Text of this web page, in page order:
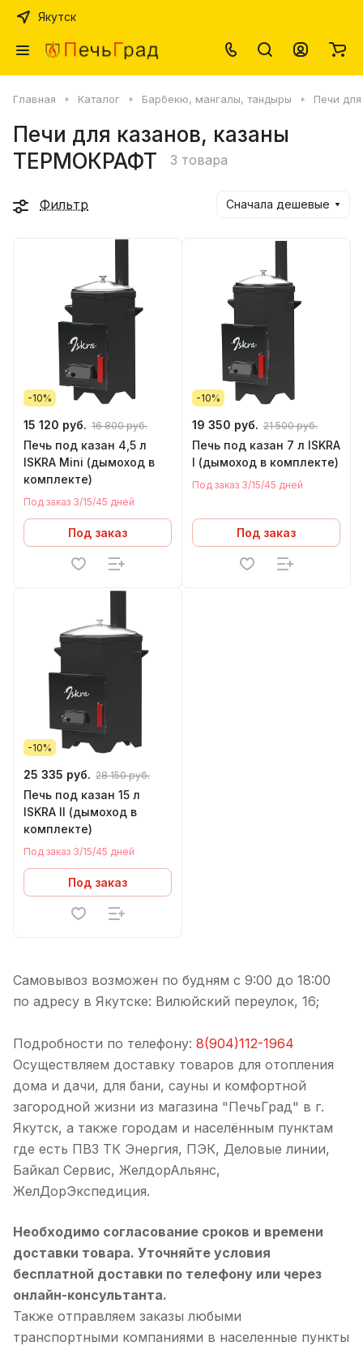
Якутск
Главная Каталог Барбекю, мангалы, тандыры Печи
Печи для казанов, казаны
ТЕРМОКРАФТ
3 товара
Фильтр Сначала дешевые
-10%
15 120 руб. 16 800 руб.
Печь под казан 4,5 л
ISKRA Mini (дымоход в
комплекте)
Под заказ 3/15/45 дней
Под заказ
-10%
19 350 руб. 21 500 руб.
Печь под казан 7 л ISKRA
I (дымоход в комплекте)
Под заказ 3/15/45 дней
Под заказ
-10%
25 335 руб. 28 150 руб.
Печь под казан 15 л
ISKRA II (дымоход в
комплекте)
Под заказ 3/15/45 дней
Под заказ
Самовывоз возможен по будням с 9:00 до 18:00
по адресу в Якутске: Вилюйский переулок, 16;
Подробности по телефону: 8(904)112-1964
Осуществляем доставку товаров для отопления
дома и дачи, для бани, сауны и комфортной
загородной жизни из магазина "ПечьГрад" в г.
Якутск, а также городам и населённым пунктам
где есть ПВЗ ТК Энергия, ПЭК, Деловые линии,
Байкал Сервис, ЖелдорАльянс,
ЖелДорЭкспедиция.
Необходимо согласование сроков и времени
доставки товара. Уточняйте условия
бесплатной доставки по телефону или через
онлайн-консультанта.
Также отправляем заказы любыми
транспортными компаниями в населенные пункты